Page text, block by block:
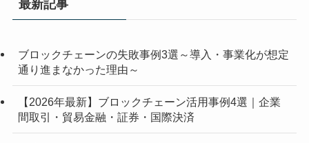
最新記事
ブロックチェーンの失敗事例3選～導入・事業化が想定
通り進まなかった理由～
【2026年最新】ブロックチェーン活用事例4選｜企業
間取引・貿易金融・証券・国際決済